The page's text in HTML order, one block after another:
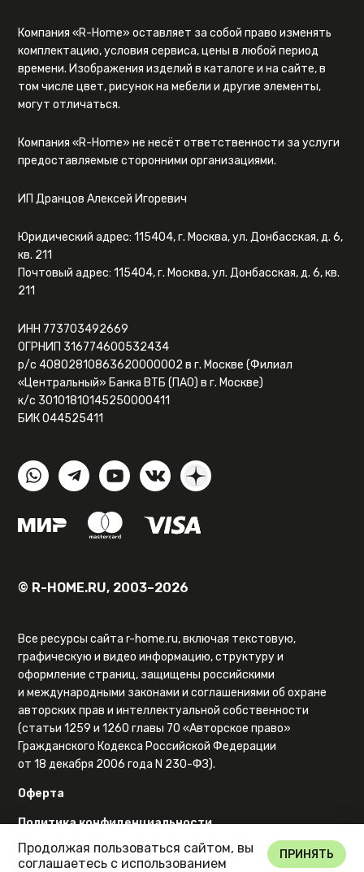
Компания «R-Home» оставляет за собой право изменять
комплектацию, условия сервиса, цены в любой период
времени. Изображения изделий в каталоге и на сайте, в
том числе цвет, рисунок на мебели и другие элементы,
могут отличаться.
Компания «R-Home» не несёт ответственности за услуги
предоставляемые сторонними организациями.
ИП Дранцов Алексей Игоревич
Юридический адрес: 115404, г. Москва, ул. Донбасская, д. 6,
кв. 211
Почтовый адрес: 115404, г. Москва, ул. Донбасская, д. 6, кв.
211
ИНН 773703492669
ОГРНИП 316774600532434
р/с 40802810863620000002 в г. Москве (Филиал
«Центральный» Банка ВТБ (ПАО) в г. Москве)
к/с 30101810145250000411
БИК 044525411
© R-HOME.RU, 2003–2026
Все ресурсы сайта r-home.ru, включая текстовую,
графическую и видео информацию, структуру и
оформление страниц, защищены российскими
и международными законами и соглашениями об охране
авторских прав и интеллектуальной собственности
(статьи 1259 и 1260 главы 70 «Авторское право»
Гражданского Кодекса Российской Федерации
от 18 декабря 2006 года N 230-ФЗ).
Оферта
Политика конфиденциальности
Карта сайта
Продолжая пользоваться сайтом, вы
соглашаетесь с использованием
ПРИНЯТЬ